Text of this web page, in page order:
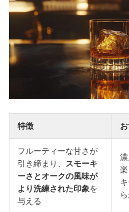
特徴
フルーティーな甘さが
引き締まり、
スモーキ
ーさとオークの風味が
より洗練された印象を
与える